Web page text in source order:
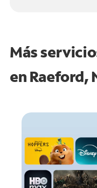
Más
en Raeford,